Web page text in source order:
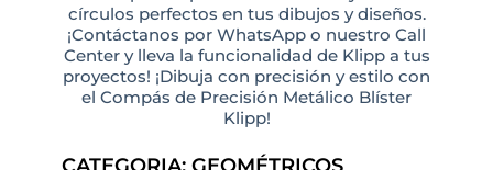
círculos perfectos en tus dibujos y diseños.
¡Contáctanos por WhatsApp o nuestro Call
Center y lleva la funcionalidad de Klipp a tus
proyectos! ¡Dibuja con precisión y estilo con
el Compás de Precisión Metálico Blíster
Klipp!